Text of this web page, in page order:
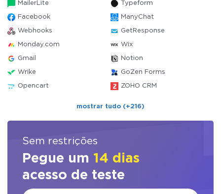
MailerLite Typeform
Facebook ManyChat
Webhooks GetResponse
Monday.com Wix
Gmail Notion
Wrike GoZen Forms
Opencart ZOHO CRM
mostrar tudo (+216)
Sem restrições
Pegue um 14 dias
acesso de teste